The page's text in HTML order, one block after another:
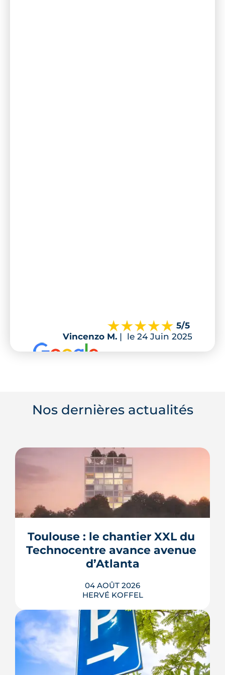
5/5
Vincenzo M. | le 24 Juin 2025
Nos dernières actualités
Toulouse : le chantier XXL du
Technocentre avance avenue
d’Atlanta
04 AOÛT 2026
HERVÉ KOFFEL
Avenue d'Atlanta, à la Roseraie, un
chantier de six hectares réorganise les
coulisses techniques de Toulouse